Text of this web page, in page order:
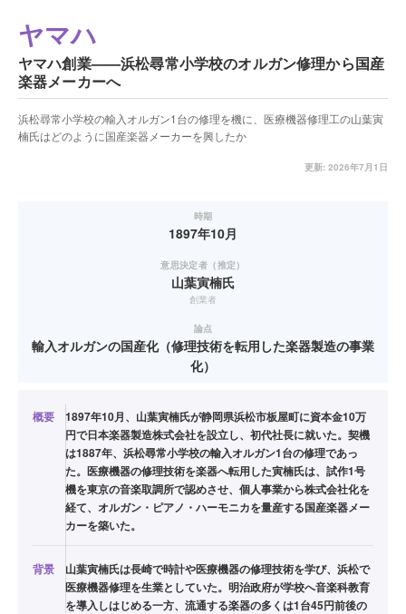
ヤマハ
ヤマハ創業——浜松尋常小学校のオルガン修理から国産
楽器メーカーへ
浜松尋常小学校の輸入オルガン1台の修理を機に、医療機器修理工の山葉寅
楠氏はどのように国産楽器メーカーを興したか
更新: 2026年7月1日
時期
1897年10月
意思決定者（推定）
山葉寅楠氏
創業者
論点
輸入オルガンの国産化（修理技術を転用した楽器製造の事業
化）
概要
1897年10月、山葉寅楠氏が静岡県浜松市板屋町に資本金10万
円で日本楽器製造株式会社を設立し、初代社長に就いた。契機
は1887年、浜松尋常小学校の輸入オルガン1台の修理であっ
た。医療機器の修理技術を楽器へ転用した寅楠氏は、試作1号
機を東京の音楽取調所で認めさせ、個人事業から株式会社化を
経て、オルガン・ピアノ・ハーモニカを量産する国産楽器メー
カーを築いた。
背景
山葉寅楠氏は長崎で時計や医療機器の修理技術を学び、浜松で
医療機器修理を生業としていた。明治政府が学校へ音楽科教育
を導入しはじめる一方、流通する楽器の多くは1台45円前後の